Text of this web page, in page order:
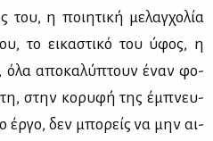
του, η ποι­η­τι­κή με­λαγ­χο­λία
το ει­κα­στι­κό του ύφος, η
όλα απο­κα­λύ­πτουν έναν φο­
στην κο­ρυ­φή της έμπνευ­
έρ­γο, δεν μπο­ρείς να μην αι­